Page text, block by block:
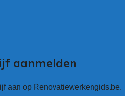
aanmelden
aan op Renovatiewerkengids.be.